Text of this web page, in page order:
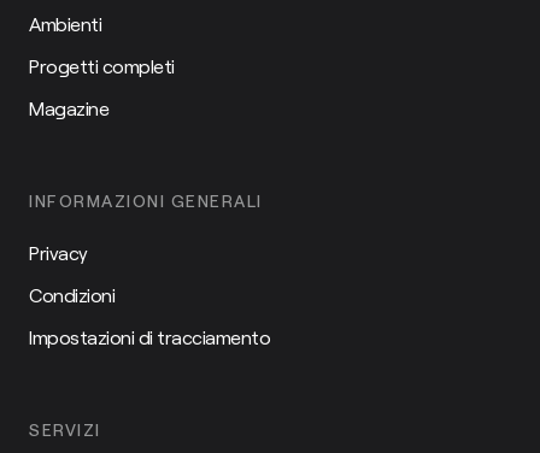
Ambienti
Progetti completi
Magazine
INFORMAZIONI GENERALI
Privacy
Condizioni
Impostazioni di tracciamento
SERVIZI